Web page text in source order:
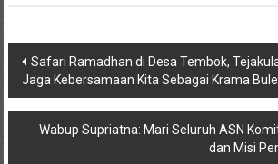
Navigasi
pos
Safari Ramadhan di Desa Tembok,
Jaga Kebersamaan Kita Sebagai Krama
Wabup Supriatna: Mari Seluruh ASN
dan Misi